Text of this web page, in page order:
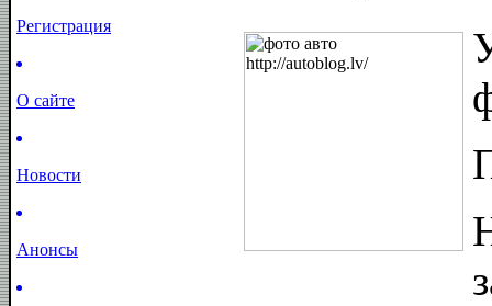
Регистрация
О сайте
Новости
Анонсы